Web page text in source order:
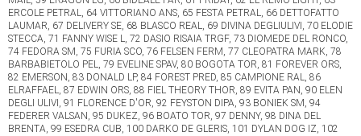
ERCOLE PETRAL, 64 VITTORIANO ANS, 65 FESTA PETRAL, 66 DETTOFATTO
LAUMAR, 67 DELIVERY SE, 68 BLASCO REAL, 69 DIVINA DEGLIULIVI, 70 ELODIE
STECCA, 71 FANNY WISE L, 72 DASIO RISAIA TRGF, 73 DIOMEDE DEL RONCO,
74 FEDORA SM, 75 FURIA SCO, 76 FELSEN FERM, 77 CLEOPATRA MARK, 78
BARBABIETOLO PEL, 79 EVELINE SPAV, 80 BOGOTA TOR, 81 FOREVER ORS,
82 EMERSON, 83 DONALD LP, 84 FOREST PRED, 85 CAMPIONE RAL, 86
ELRAFFAEL, 87 EDWIN ORS, 88 FIEL THEORY THOR, 89 EVITA PAN, 90 ELEN
DEGLI ULIVI, 91 FLORENCE D'OR, 92 FEYSTON DIPA, 93 BONIEK SM, 94
FEDERER VALSAN, 95 DUKEZ, 96 BOATO TOR, 97 DENNY, 98 DINA DEL
BRENTA, 99 ESEDRA CUB, 100 DARKO DE GLERIS, 101 DYLAN DOG IZ, 102